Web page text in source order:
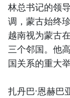
林总书记的领
调，蒙古始终
越南视为蒙古
三个邻国。他
国关系的重大
扎丹巴·恩赫巴